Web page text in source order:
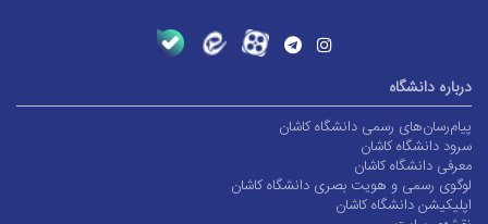
درباره دانشگاه
پیام‌رسان‌های رسمی دانشگاه کاشان
سرود دانشگاه کاشان
معرفی دانشگاه کاشان
لوگوی رسمی و هویت بصری دانشگاه کاشان
اپلیکیشن دانشگاه کاشان